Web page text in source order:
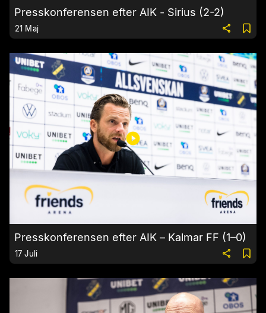
Presskonferensen efter AIK - Sirius (2-2)
21 Maj
Presskonferensen efter AIK – Kalmar FF (1–0)
17 Juli